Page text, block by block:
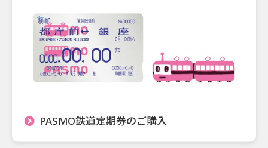
PASMO鉄道定期券のご購入